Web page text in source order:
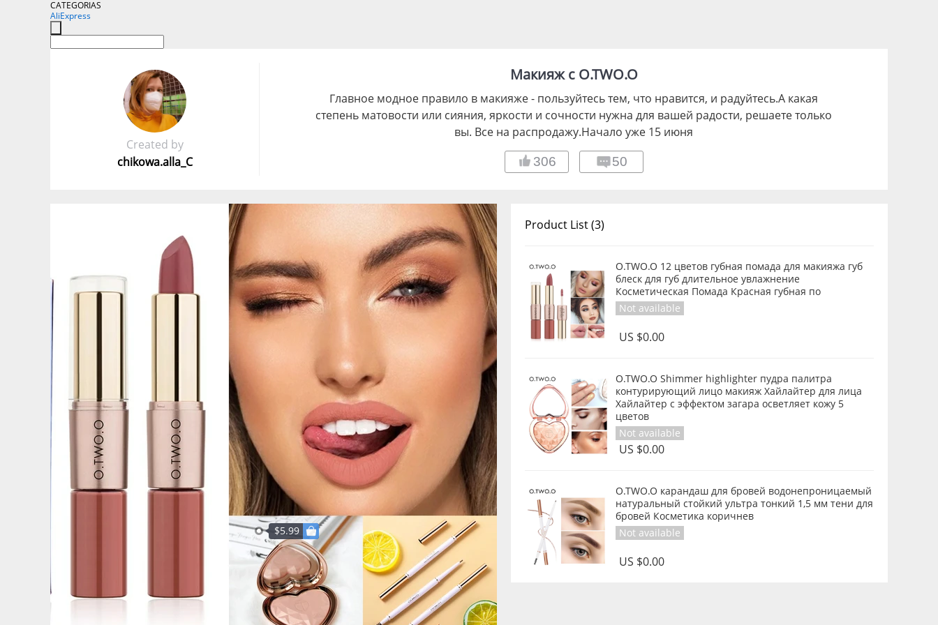
CATEGORIAS
AliExpress
Created by
chikowa.alla_C
Макияж с O.TWO.O
Главное модное правило в макияже - пользуйтесь тем, что нравится, и радуйтесь.А какая
степень матовости или сияния, яркости и сочности нужна для вашей радости, решаете только
вы. Все на распродажу.Начало уже 15 июня
306 50
Product List (3)
O.TWO.O 12 цветов губная помада для макияжа губ
блеск для губ длительное увлажнение
Косметическая Помада Красная губная по
Not available
US $0.00
O.TWO.O Shimmer highlighter пудра палитра
контурирующий лицо макияж Хайлайтер для лица
Хайлайтер с эффектом загара осветляет кожу 5
цветов
Not available
US $0.00
O.TWO.O карандаш для бровей водонепроницаемый
натуральный стойкий ультра тонкий 1,5 мм тени для
бровей Косметика коричнев
Not available
US $0.00
$5.99